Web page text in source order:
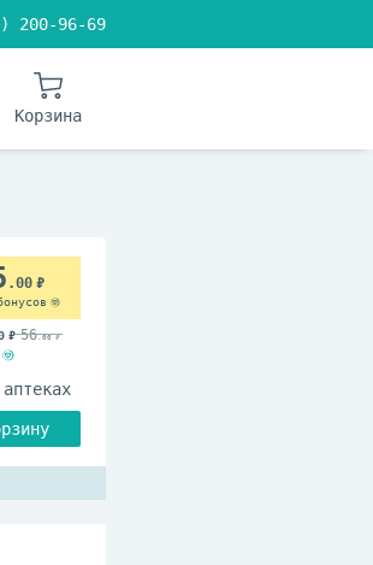
200-96-69
Корзина
.00
56.00